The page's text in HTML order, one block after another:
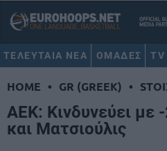
ΤΕΛΕΥΤΑΙΑ ΝΕΑ ΟΜΑΔΕΣ TV
HOME • GR (GREEK) •
ΑΕΚ: Κινδυνεύει με
και Ματσιούλις